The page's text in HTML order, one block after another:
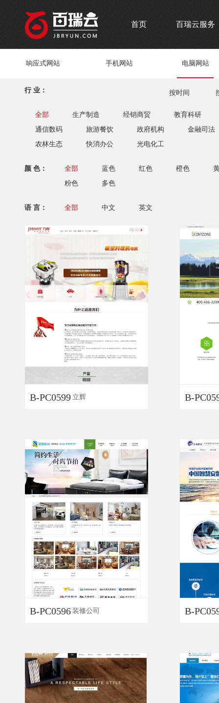
首页 百瑞云服务
响应式网站 手机网站 电脑网站
按时间
行 业：
全部 生产制造 经销商贸
教育科研
通信数码
旅游餐饮 政府机构
金融司法
农林生态
快消办公 光电化工
颜 色： 全部 蓝色 红色 橙色
粉色
多色
语 言： 全部 中文 英文
B-PC0599 立辉 B-
B-PC0596 装修公司 B-